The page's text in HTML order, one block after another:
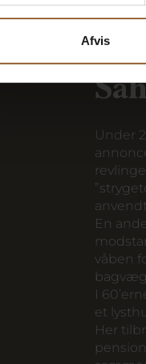
Afvis
trukket
hvilket
tjæren
Under
En
våben
I
et
Her